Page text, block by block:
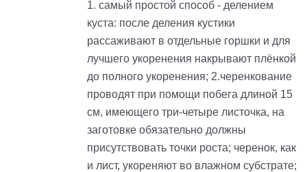
1. самый простой способ - делением
куста: после деления кустики
рассаживают в отдельные горшки и для
лучшего укоренения накрывают плёнкой
до полного укоренения; 2.черенкование
проводят при помощи побега длиной 15
см, имеющего три-четыре листочка, на
заготовке обязательно должны
присутствовать точки роста; черенок, как
и лист, укореняют во влажном субстрате;